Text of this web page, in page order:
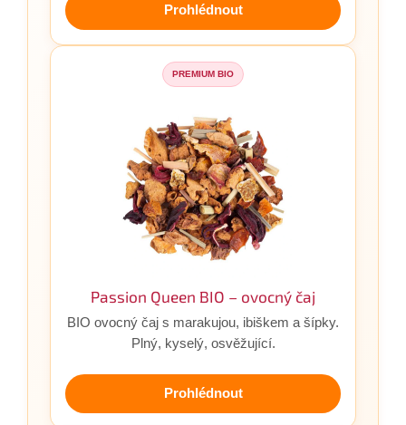
Prohlédnout
PREMIUM BIO
Passion Queen BIO – ovocný čaj
BIO ovocný čaj s marakujou, ibiškem a šípky.
Plný, kyselý, osvěžující.
Prohlédnout